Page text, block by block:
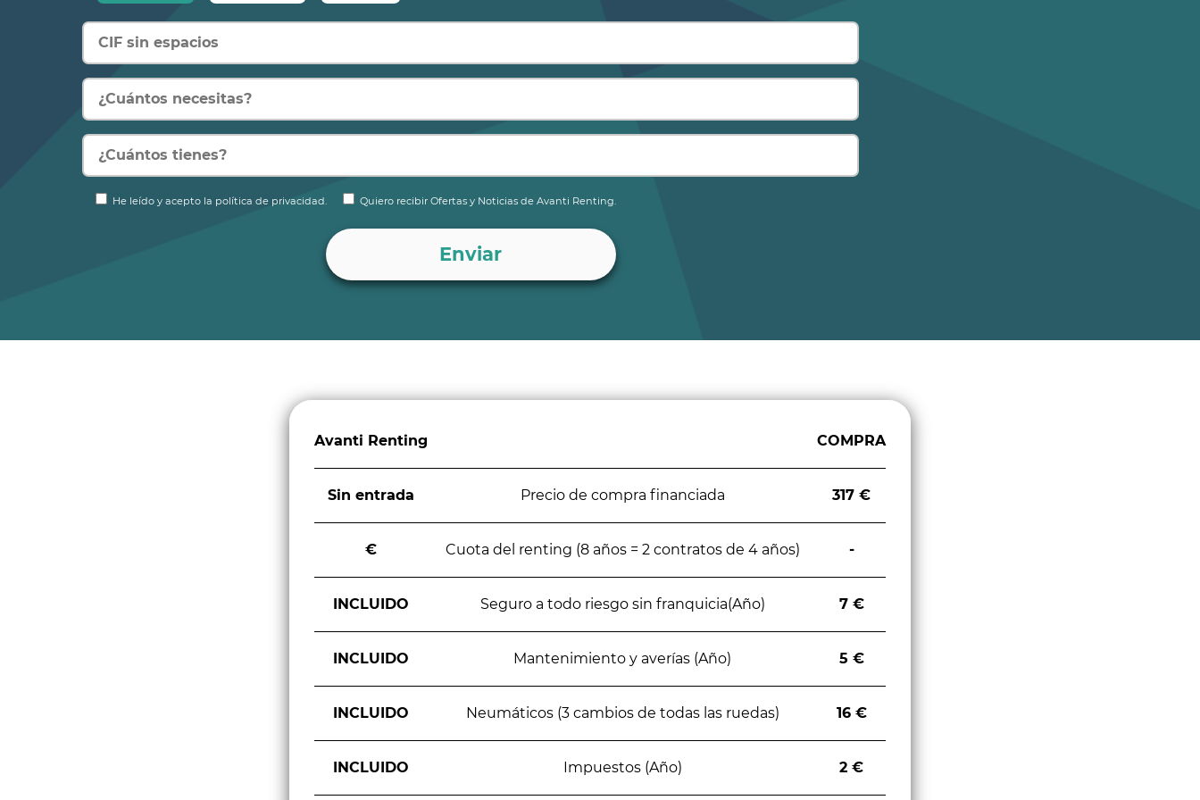
He leído y acepto la política de privacidad. Quiero recibir Ofertas y Noticias de Avanti Renting.
Avanti Renting COMPRA
Sin entrada Precio de compra financiada 317 €
€ Cuota del renting (8 años = 2 contratos de 4 años) -
INCLUIDO Seguro a todo riesgo sin franquicia(Año) 7 €
INCLUIDO Mantenimiento y averías (Año) 5 €
INCLUIDO Neumáticos (3 cambios de todas las ruedas) 16 €
INCLUIDO Impuestos (Año) 2 €